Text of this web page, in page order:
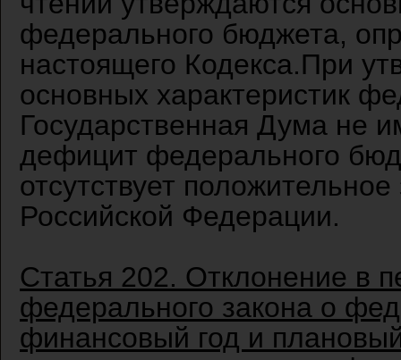
федерального бюджета,
настоящего Кодекса.При
основных характеристик
Государственная Дума не
дефицит федерального
отсутствует
Российской Федерации.
Статья 202. Отклонение в
федерального закона о
финансовый год и